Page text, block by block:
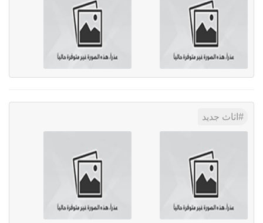
اثاث جديد